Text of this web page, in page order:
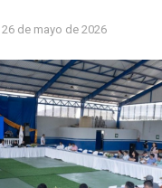
26 de mayo de 2026